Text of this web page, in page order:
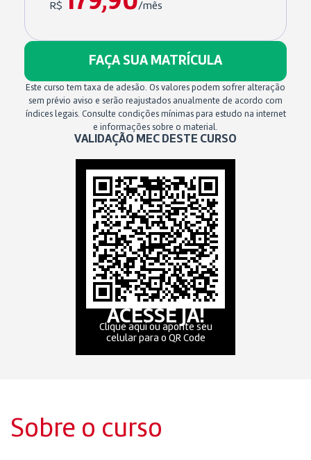
Sobre o curso
R$ /mês
FAÇA SUA MATRÍCULA
Este curso tem taxa de adesão. Os valores podem sofrer alteração
sem prévio aviso e serão reajustados anualmente de acordo com
índices legais. Consulte condições mínimas para estudo na internet
e informações sobre o material.
VALIDAÇÃO MEC DESTE CURSO
ACESSE JÁ!
Clique aqui ou aponte seu
celular para o QR Code